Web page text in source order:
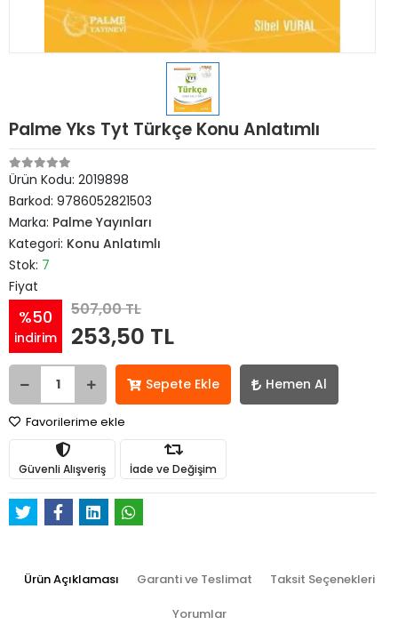
Palme Yks Tyt Türkçe Konu Anlatımlı
Ürün Kodu: 2019898
Barkod: 9786052821503
Marka: Palme Yayınları
Kategori: Konu Anlatımlı
Stok: 7
Fiyat
%50
indirim
507,00 TL
253,50 TL
Sepete Ekle Hemen Al
Favorilerime ekle
Güvenli Alışveriş İade ve Değişim
Ürün Açıklaması Garanti ve Teslimat Taksit Seçenekleri
Yorumlar